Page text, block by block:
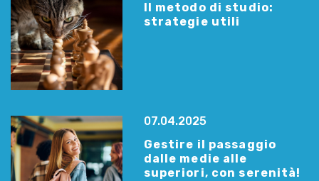
Il metodo di studio:
strategie utili
07.04.2025
Gestire il passaggio
dalle medie alle
superiori, con serenità!